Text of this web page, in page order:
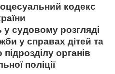
кодекс
у судовому розгляді
у справах дітей та
органів
поліції